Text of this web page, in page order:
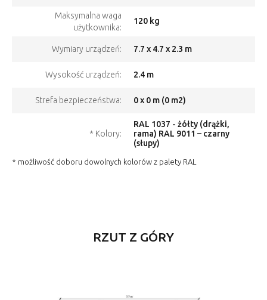
Maksymalna waga
użytkownika:
120 kg
Wymiary urządzeń: 7.7 x 4.7 x 2.3 m
Wysokość urządzeń: 2.4 m
Strefa bezpieczeństwa: 0 x 0 m (0 m2)
* Kolory:
RAL 1037 - żółty (drążki,
rama) RAL 9011 – czarny
(słupy)
* możliwość doboru dowolnych kolorów z palety RAL
RZUT Z GÓRY